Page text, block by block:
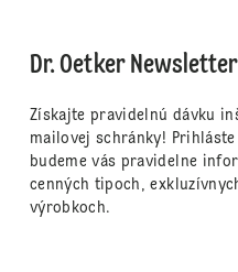
Dr. Oetker Newsletter
Získajte pravidelnú dávku
mailovej schránky!
budeme vás pravidelne
cenných tipoch,
výrobkoch.